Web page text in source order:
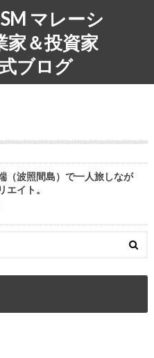
マレーシ
家＆投資家
ブログ
（波照間島）で一人旅しなが
エイト。